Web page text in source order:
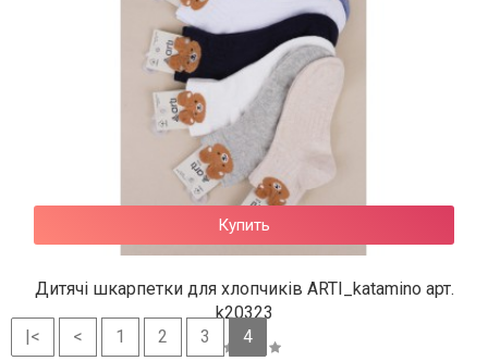
Купить
Дитячі шкарпетки для хлопчиків ARTI_katamino арт.
k20323
|< < 1 2 3
4